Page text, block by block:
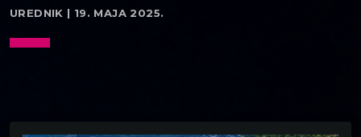
UREDNIK | 19. MAJA 2025.